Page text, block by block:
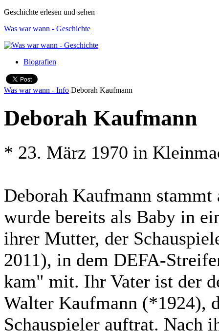
Geschichte erlesen und sehen
Was war wann - Geschichte
Biografien
Was war wann - Info Deborah Kaufmann
Deborah Kaufmann
* 23. März 1970 in
Deborah Kaufmann
wurde bereits als Baby in
ihrer Mutter, der
2011), in dem DEFA-
kam" mit. Ihr Vater ist der
Walter Kaufmann (*1924),
Schauspieler auftrat. Nach